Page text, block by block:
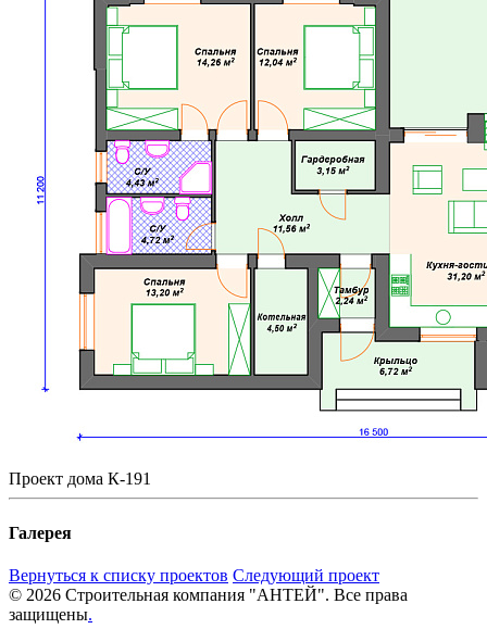
Проект дома К-191
Галерея
Вернуться к списку проектов Следующий проект
© 2026 Строительная компания "АНТЕЙ". Все права
защищены.